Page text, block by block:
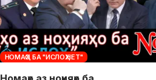
НОМАҲО БА "ИСЛОҲ.НЕТ"